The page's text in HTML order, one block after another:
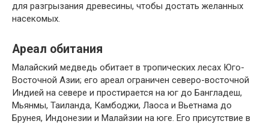
для разгрызания древесины, чтобы достать желанных
насекомых.
Ареал обитания
Малайский медведь обитает в тропических лесах Юго-
Восточной Азии; его ареал ограничен северо-восточной
Индией на севере и простирается на юг до Бангладеш,
Мьянмы, Таиланда, Камбоджи, Лаоса и Вьетнама до
Брунея, Индонезии и Малайзии на юге. Его присутствие в